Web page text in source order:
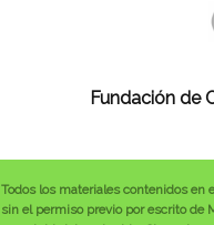
Fundación de
Todos los materiales contenidos
sin el permiso previo por escrito de